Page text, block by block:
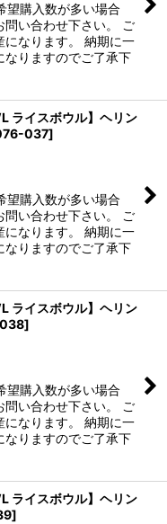
購入数が多い場合
問い合わせ下さい。 ご
になります。 納期に一
なりますのでご了承下
ライスボウル】ヘリン
037]
購入数が多い場合
問い合わせ下さい。 ご
になります。 納期に一
なりますのでご了承下
ライスボウル】ヘリン
]
購入数が多い場合
問い合わせ下さい。 ご
になります。 納期に一
なりますのでご了承下
ライスボウル】ヘリン
]